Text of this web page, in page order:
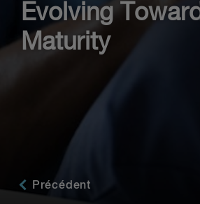
Evolving
Maturity
Précédent